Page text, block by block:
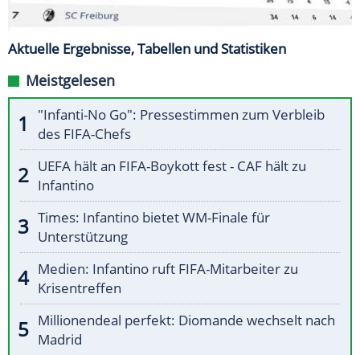
Aktuelle Ergebnisse, Tabellen und Statistiken
Meistgelesen
"Infanti-No Go": Pressestimmen zum Verbleib
des FIFA-Chefs
UEFA hält an FIFA-Boykott fest - CAF hält zu
Infantino
Times: Infantino bietet WM-Finale für
Unterstützung
Medien: Infantino ruft FIFA-Mitarbeiter zu
Krisentreffen
Millionendeal perfekt: Diomande wechselt nach
Madrid